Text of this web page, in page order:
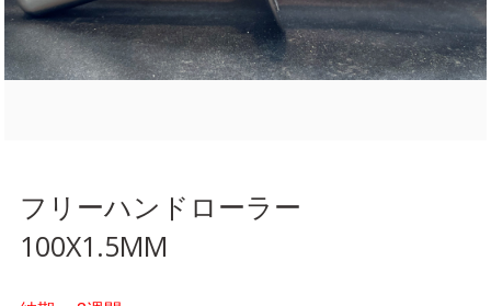
フリーハンドローラー
100X1.5MM